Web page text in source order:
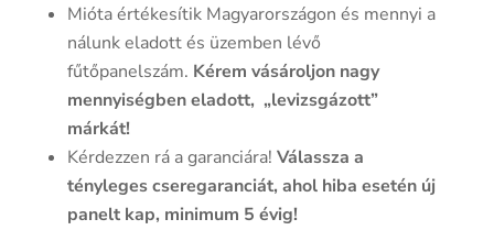
Mióta értékesítik Magyarországon és mennyi a
nálunk eladott és üzemben lévő
fűtőpanelszám. Kérem vásároljon nagy
mennyiségben eladott, „levizsgázott”
márkát!
Kérdezzen rá a garanciára! Válassza a
tényleges cseregaranciát, ahol hiba esetén új
panelt kap, minimum 5 évig!